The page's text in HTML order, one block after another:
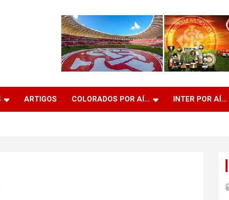
ARTIGOS COLORADOS POR AÍ… INTER POR AÍ…